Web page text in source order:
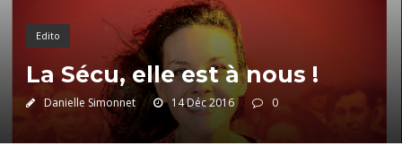
Edito
La Sécu, elle est à nous !
Danielle Simonnet 14 Déc 2016 0